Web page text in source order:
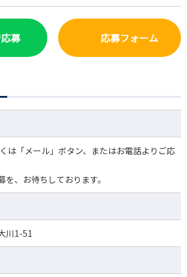
募 応募フォーム
は「メール」ボタン、またはお電話よりご応
を、お待ちしております。
川1-51